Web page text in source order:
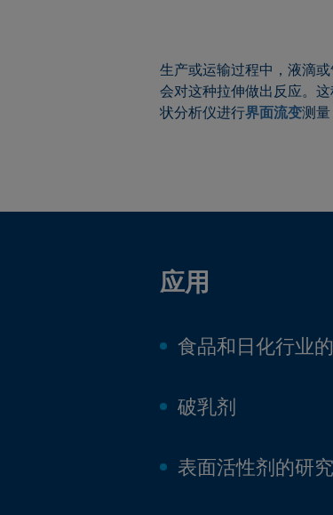
生产或运输过程中，液滴
会对这种拉伸做出反应。
状分析仪进行界面流变测
应用
食品和日化行业
破乳剂
表面活性剂的研